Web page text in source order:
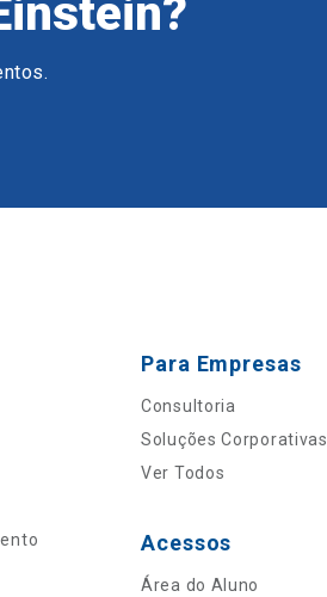
Para Empresas
Consultoria
Soluções Corporativas
Ver Todos
Acessos
Área do Aluno